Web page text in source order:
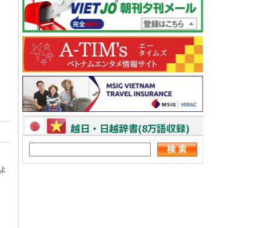
越日・日越辞書(8万語収録)